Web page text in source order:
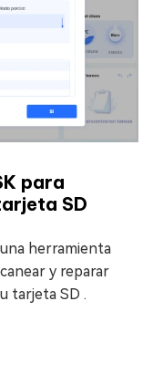
para
SD
herramienta
y reparar
tarjeta SD .